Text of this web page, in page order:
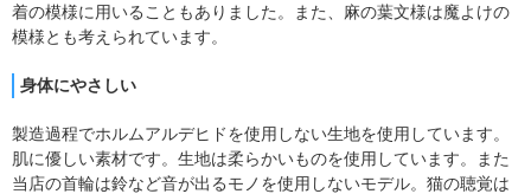
着の模様に用いることもありました。また、麻の葉文様は魔よけの
模様とも考えられています。
身体にやさしい
製造過程でホルムアルデヒドを使用しない生地を使用しています。
肌に優しい素材です。生地は柔らかいものを使用しています。また
当店の首輪は鈴など音が出るモノを使用しないモデル。猫の聴覚は